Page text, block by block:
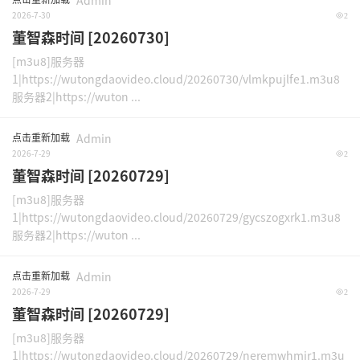
2026-7-30 2
董智森时间 [20260730]
[m3u8]服务器
1|https://wutongdaovideo.cloud/20260730/vlmkpujlfe1.m3u8
服务器2|https://wuton ...
点击重新加载 Admin
2026-7-29 2
董智森时间 [20260729]
[m3u8]服务器
1|https://wutongdaovideo.cloud/20260729/gycszogxrk1.m3u8
服务器2|https://wuton ...
点击重新加载 Admin
2026-7-29 2
董智森时间 [20260729]
[m3u8]服务器
1|https://wutongdaovideo.cloud/20260729/neremwhmir1.m3u